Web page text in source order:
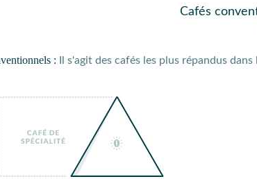
Cafés
: Il s'agit des cafés les plus répandus